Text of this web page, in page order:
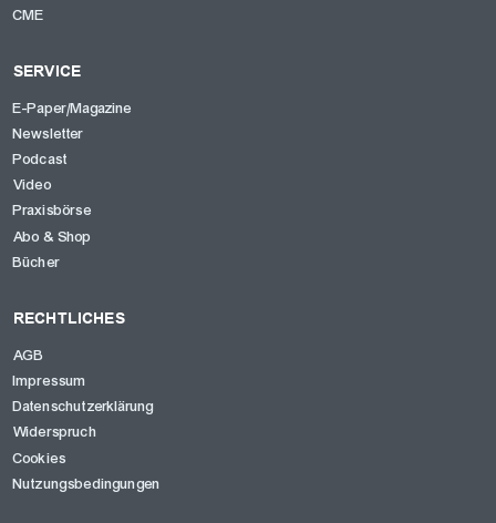
CME
SERVICE
E-Paper/Magazine
Newsletter
Podcast
Video
Praxisbörse
Abo & Shop
Bücher
RECHTLICHES
AGB
Impressum
Datenschutzerklärung
Widerspruch
Cookies
Nutzungsbedingungen